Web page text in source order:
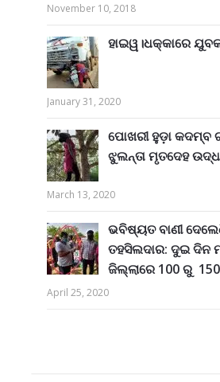
November 10, 2018
ହାଇୱ।ଧକ୍କାରେ
January 31, 2020
ପୋଖରୀ ହୁଡ଼ା କଦମ୍ବ
ଝୁଲନ୍ତା ମୃତଦେହ
March 13, 2020
ଭବିଷ୍ୟତ ବାଣୀ ଦେଲେଣି
ତହସିଲଦାର: ଦୁଇ ଦିନ
ଜିଲ୍ଲାରେ 100 ରୁ
April 25, 2020